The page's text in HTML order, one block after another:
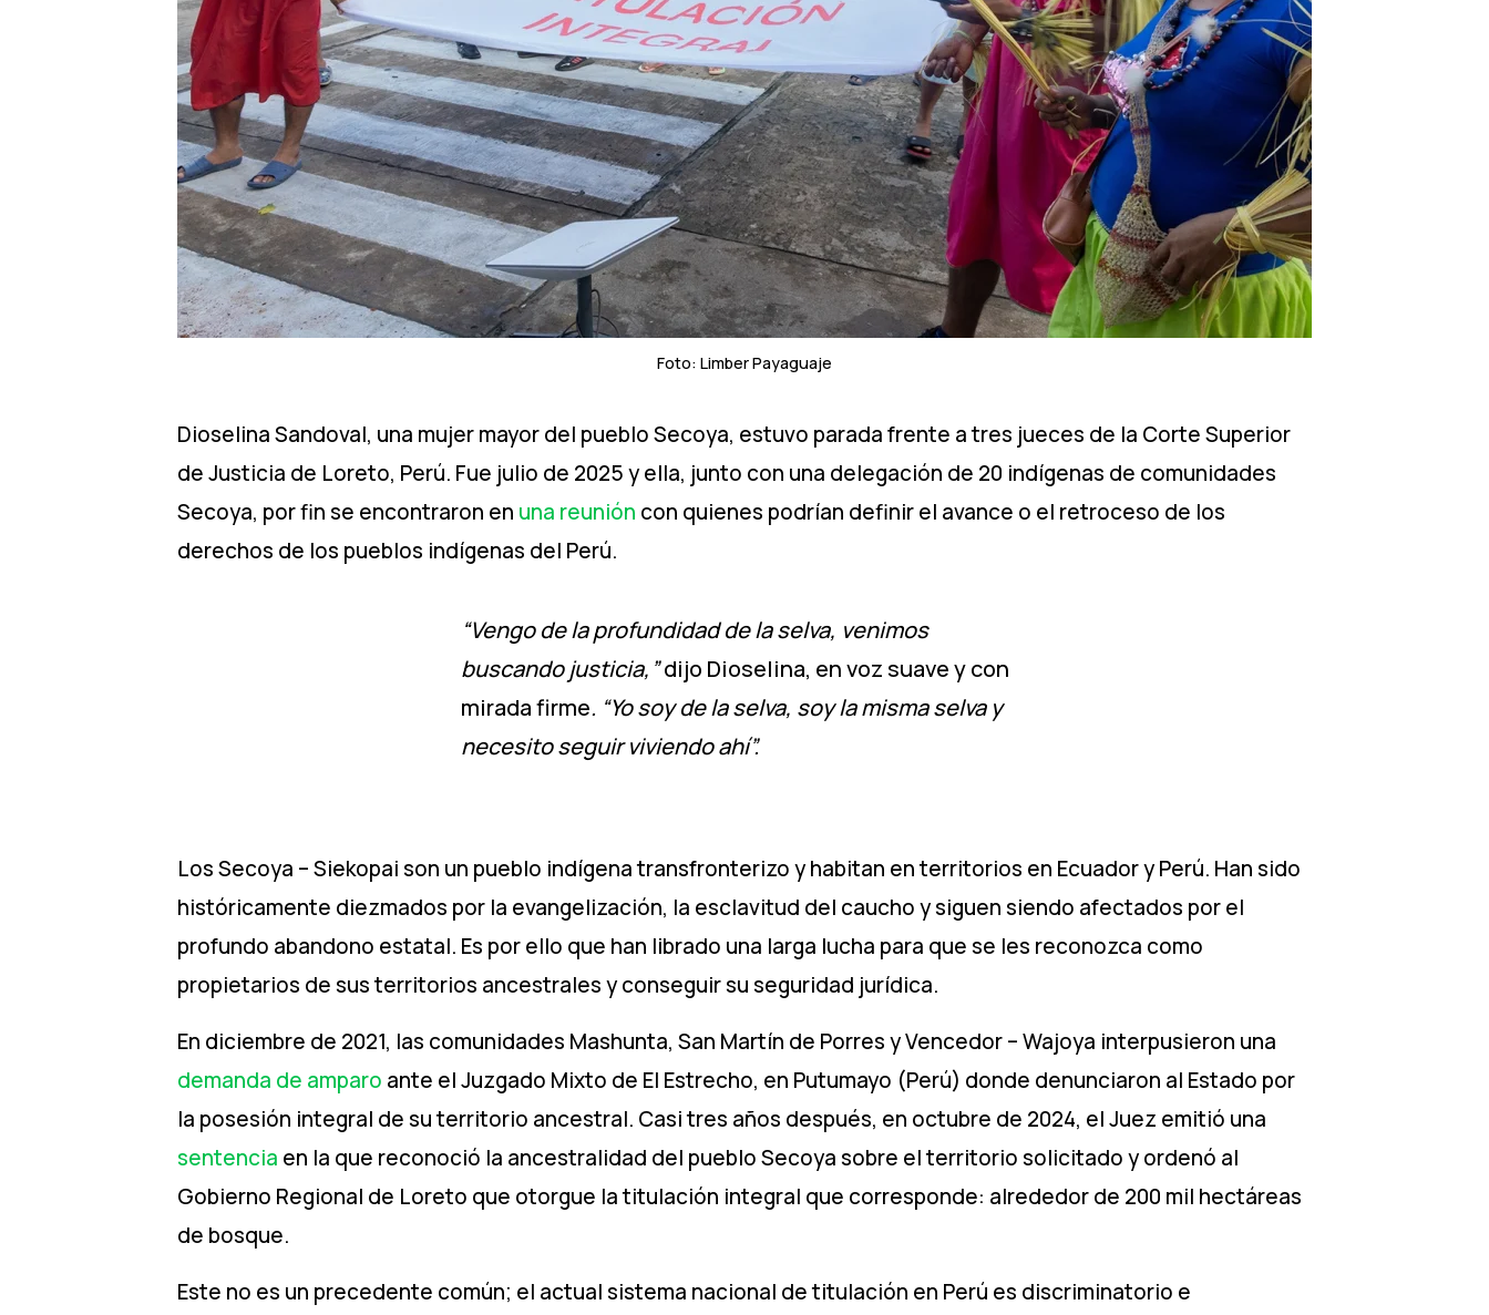
Foto: Limber Payaguaje
Dioselina Sandoval, una mujer mayor del pueblo Secoya, estuvo parada frente a tres jueces de la Corte Superior
de Justicia de Loreto, Perú. Fue julio de 2025 y ella, junto con una delegación de 20 indígenas de comunidades
Secoya, por fin se encontraron en una reunión con quienes podrían definir el avance o el retroceso de los
derechos de los pueblos indígenas del Perú.
“Vengo de la profundidad de la selva, venimos
buscando justicia,”dijo Dioselina, en voz suave y con
mirada firme. “Yo soy de la selva, soy la misma selva y
necesito seguir viviendo ahí”.
Los Secoya – Siekopai son un pueblo indígena transfronterizo y habitan en territorios en Ecuador y Perú. Han sido
históricamente diezmados por la evangelización, la esclavitud del caucho y siguen siendo afectados por el
profundo abandono estatal. Es por ello que han librado una larga lucha para que se les reconozca como
propietarios de sus territorios ancestrales y conseguir su seguridad jurídica.
En diciembre de 2021, las comunidades Mashunta, San Martín de Porres y Vencedor – Wajoya interpusieron una
demanda de amparo ante el Juzgado Mixto de El Estrecho, en Putumayo (Perú) donde denunciaron al Estado por
la posesión integral de su territorio ancestral. Casi tres años después, en octubre de 2024, el Juez emitió una
sentencia en la que reconoció la ancestralidad del pueblo Secoya sobre el territorio solicitado y ordenó al
Gobierno Regional de Loreto que otorgue la titulación integral que corresponde: alrededor de 200 mil hectáreas
de bosque.
Este no es un precedente común; el actual sistema nacional de titulación en Perú es discriminatorio e